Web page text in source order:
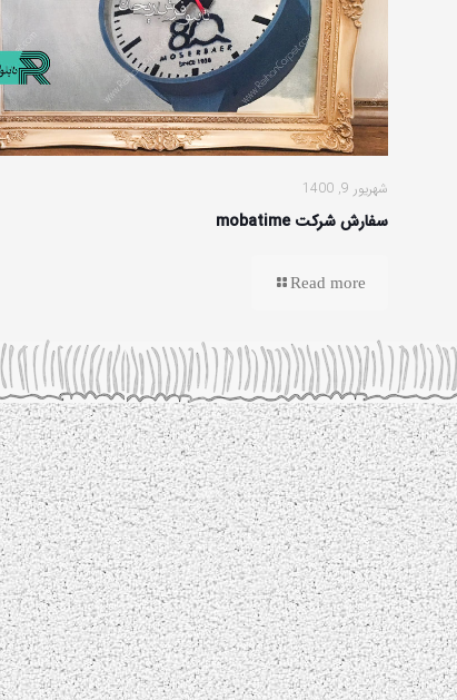
شهریور 9, 1400
سفارش شرکت mobatime
Read more